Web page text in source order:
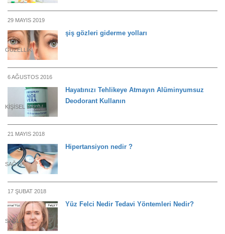
29 MAYIS 2019
GÜZELLIK
şiş gözleri giderme yolları
6 AĞUSTOS 2016
KIŞISEL BAKIM
Hayatınızı Tehlikeye Atmayın Alüminyumsuz
Deodorant Kullanın
21 MAYIS 2018
SAĞLIK
Hipertansiyon nedir ?
17 ŞUBAT 2018
SAĞLIK
Yüz Felci Nedir Tedavi Yöntemleri Nedir?